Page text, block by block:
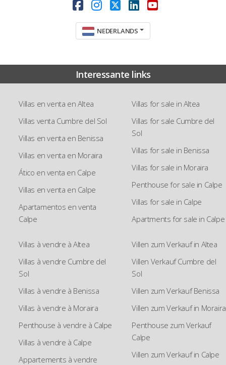
NEDERLANDS
Interessante links
Villas en venta en Altea
Villas venta Cumbre del Sol
Villas en venta en Benissa
Villas en venta en Moraira
Ático en venta en Calpe
Villas en venta en Calpe
Apartamentos en venta
Calpe
Villas for sale in Altea
Villas for sale Cumbre del
Sol
Villas for sale in Benissa
Villas for sale in Moraira
Penthouse for sale in Calpe
Villas for sale in Calpe
Apartments for sale in Calpe
Villas à vendre à Altea
Villas à vendre Cumbre del
Sol
Villas à vendre à Benissa
Villas à vendre à Moraira
Penthouse à vendre à Calpe
Villas à vendre à Calpe
Appartements à vendre
Villen zum Verkauf in Altea
Villen Verkauf Cumbre del
Sol
Villen zum Verkauf Benissa
Villen zum Verkauf in Moraira
Penthouse zum Verkauf
Calpe
Villen zum Verkauf in Calpe